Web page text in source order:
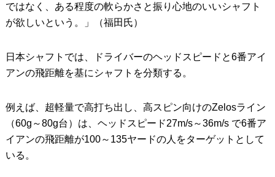
ではなく、ある程度の軟らかさと振り心地のいいシャフト
が欲しいという。」（福田氏）
日本シャフトでは、ドライバーのヘッドスピードと6番アイ
アンの飛距離を基にシャフトを分類する。
例えば、超軽量で高打ち出し、高スピン向けのZelosライン
（60g～80g台）は、ヘッドスピード27m/s～36m/s で6番ア
イアンの飛距離が100～135ヤードの人をターゲットとして
いる。